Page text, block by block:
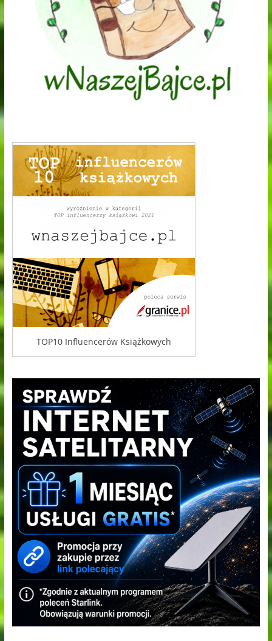
TOP10 Influencerów Książkowych